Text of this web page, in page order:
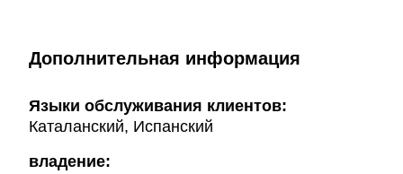
Дополнительная информация
Языки обслуживания клиентов:
Каталанский, Испанский
владение: